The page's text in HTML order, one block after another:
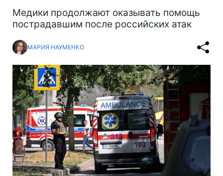
Медики продолжают оказывать помощь
пострадавшим после российских атак
МАРИЯ НАУМЕНКО